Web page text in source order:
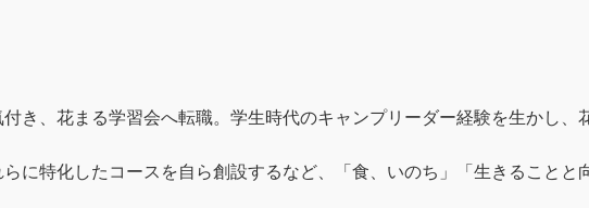
き、花まる学習会へ転職。学生時代のキャンプリーダー経験を生かし、
に特化したコースを自ら創設するなど、「食、いのち」「生きることと